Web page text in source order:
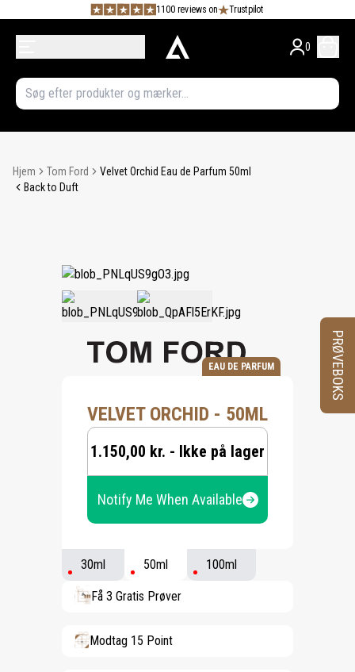
1100 reviews on Trustpilot
0
Hjem Tom Ford
Velvet Orchid Eau de Parfum 50ml
Back to Duft
EAU DE PARFUM
VELVET ORCHID - 50ML
1.150,00 kr. - Ikke på lager
Notify Me When Available
30ml 50ml 100ml
Få 3 Gratis Prøver
Modtag 15 Point
PRØVEBOKS